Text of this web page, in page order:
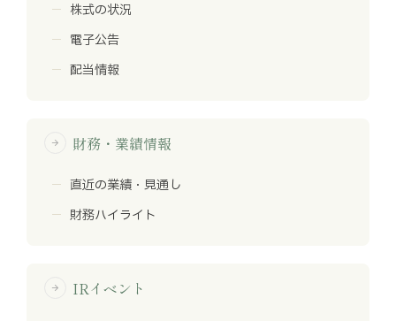
株式の状況
電子公告
配当情報
arrow_forward 財務・業績情報
直近の業績・見通し
財務ハイライト
arrow_forward IRイベント